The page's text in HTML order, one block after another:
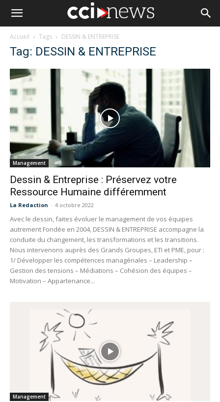
Accueil Tags DESSIN & ENTREPRISE
Tag: DESSIN & ENTREPRISE
Management
Dessin & Entreprise : Préservez votre
Ressource Humaine différemment
La Redaction - 4 octobre 2022
Avec le dessin, faites évoluer le management de vos équipes
autrement Fondée en 2004, DESSIN & ENTREPRISE accompagne la
conduite du changement, les transformations et les transitions.
Nous intervenons auprès des Grands Groupes, ETI et PME, pour :
1/ Développer les compétences managériales – Leadership –
Gestion des tensions – Médiations – Cohésion des équipes –
Motivation – Appartenance...
Management